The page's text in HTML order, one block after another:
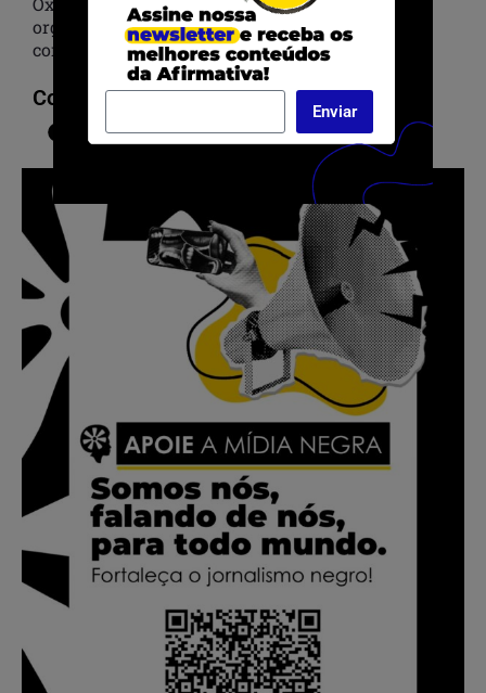
orgulho às gerações presentes, dando régua e
compasso às gerações futuras.
Compartilhar:
Enviar